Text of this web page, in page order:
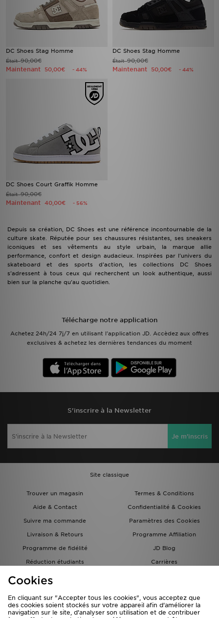
DC Shoes Stag Homme
Était90,00€
Maintenant 50,00€ - 44%
DC Shoes Stag Homme
Était90,00€
Maintenant 50,00€ - 44%
DC Shoes Court Graffik Homme
Était90,00€
Maintenant 40,00€ - 56%
Depuis sa création, DC Shoes est une référence incontournable de la
culture skate. Réputée pour ses chaussures résistantes, ses sneakers
iconiques et ses vêtements au style urbain, la marque allie
performance, confort et design audacieux. Inspirées par l'univers du
skateboard et des sports d'action, les collections DC Shoes
s'adressent à tous ceux qui recherchent un look authentique, aussi
bien sur la planche qu'au quotidien.
Télécharge notre application
Achetez 24h/24 7j/7 en utilisant l'application JD. Accèdez aux offres
exclusives & achetez les dernières tendances du moment
S'inscrire à la Newsletter
Je m'inscris
Site classique
Trouver un magasin
Termes & Conditions
Aide & Contact
Confidentialité & Cookies
Suivre ma commande
Paramètres des Cookies
Livraison & Retours
Programme Affiliation
Programme de fidélité
JD Blog
Réduction étudiants
Carrières
Carte Cadeau
Cookies
En cliquant sur "Accepter tous les cookies", vous acceptez que
des cookies soient stockés sur votre appareil afin d'améliorer la
navigation sur le site, d'analyser son utilisation et de contribuer